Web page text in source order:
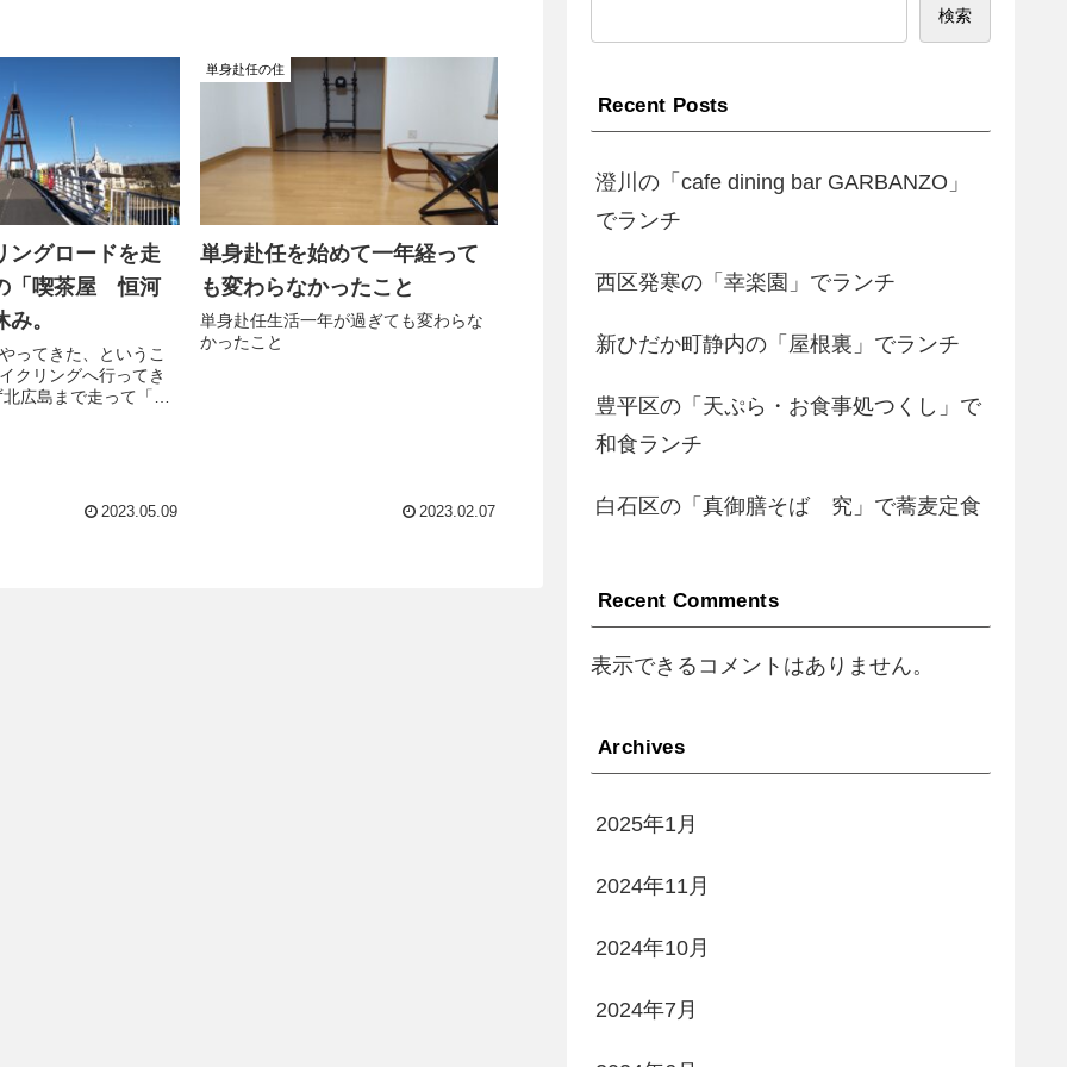
ングロードを走
「喫茶屋 恒河
。
ってきた、というこ
クリングへ行ってき
広島まで走って「喫
2023.05.09
単身赴任の住
単身赴任を始めて一年経って
も変わらなかったこと
単身赴任生活一年が過ぎても変わらな
かったこと
2023.02.07
検索
Recent Posts
澄川の「cafe dining bar GARBANZO」
でランチ
西区発寒の「幸楽園」でランチ
新ひだか町静内の「屋根裏」でランチ
豊平区の「天ぷら・お食事処つくし」で
和食ランチ
白石区の「真御膳そば 究」で蕎麦定食
Recent Comments
表示できるコメントはありません。
Archives
2025年1月
2024年11月
2024年10月
2024年7月